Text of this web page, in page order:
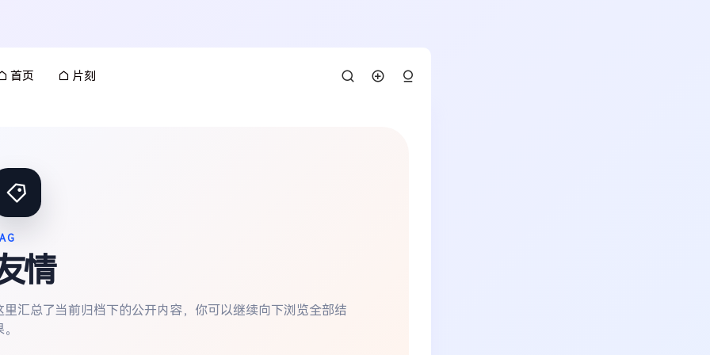
首页 片刻
情
里汇总了当前归档下的公开内容，你可以继续向下浏览全部结